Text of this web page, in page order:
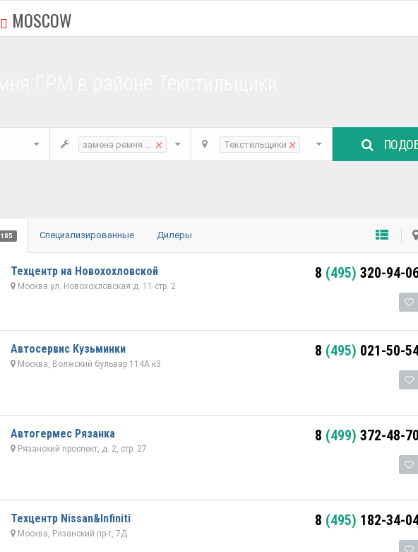
MOSCOW
замена ремня ГРМ
× Текстильщики ×
185 Специализированные Дилеры
Техцентр на Новохохловской
Москва ул. Новохохловская д. 11 стр. 2
8 (495) 320-94-
Автосервис Кузьминки
Москва, Волжский бульвар 114А к3
8 (495) 021-50-
Автогермес Рязанка
Рязанский проспект, д. 2, стр. 27
8 (499) 372-48-70
Техцентр Nissan&Infiniti
Москва, Рязанский пр-т, 7Д
8 (495) 182-34-